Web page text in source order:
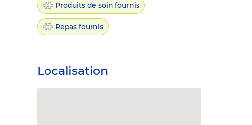
Produits de soin fournis
Repas fournis
Localisation